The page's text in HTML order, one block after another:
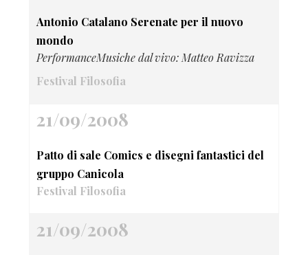
Antonio Catalano Serenate per il nuovo
mondo
PerformanceMusiche dal vivo: Matteo Ravizza
Festival Filosofia
21/09/2008
Patto di sale Comics e disegni fantastici del
gruppo Canicola
Festival Filosofia
21/09/2008